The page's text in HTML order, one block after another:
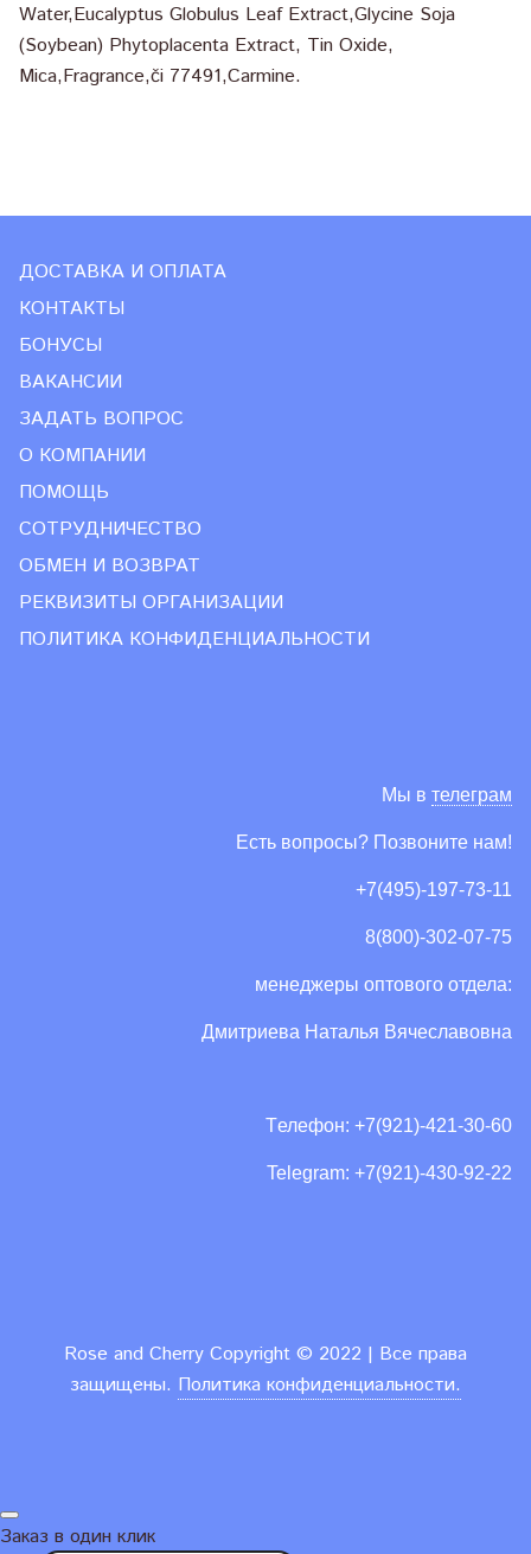
Water,Eucalyptus Globulus Leaf Extract,Glycine Soja
(Soybean) Phytoplacenta Extract, Tin Oxide,
Mica,Fragrance,či 77491,Carmine.
ДОСТАВКА И ОПЛАТА
КОНТАКТЫ
БОНУСЫ
ВАКАНСИИ
ЗАДАТЬ ВОПРОС
О КОМПАНИИ
ПОМОЩЬ
СОТРУДНИЧЕСТВО
ОБМЕН И ВОЗВРАТ
РЕКВИЗИТЫ ОРГАНИЗАЦИИ
ПОЛИТИКА КОНФИДЕНЦИАЛЬНОСТИ
Мы в телеграм
Есть вопросы? Позвоните нам!
+7(495)-197-73-11
8(800)-302-07-75
менеджеры оптового отдела:
Дмитриева Наталья Вячеславовна
Tелефон: +7(921)-421-30-60
Telegram: +7(921)-430-92-22
Rose and Cherry Copyright © 2022 | Все права
защищены. Политика конфиденциальности.
Заказ в один клик